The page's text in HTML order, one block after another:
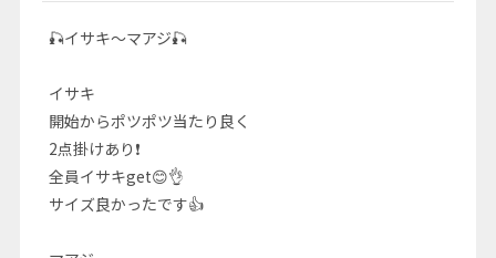
🎣イサキ～マアジ🎣
イサキ
開始からポツポツ当たり良く
2点掛けあり❗
全員イサキget😊👌
サイズ良かったです👍